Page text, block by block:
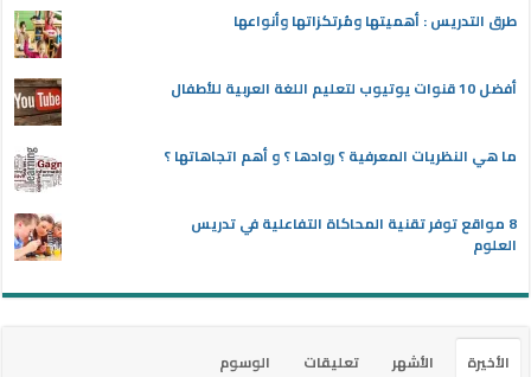
طرق التدريس : أهميتها ومُرتكزاتها وأنواعها
أفضل 10 قنوات يوتيوب لتعليم اللغة العربية للأطفال
ما هي النظريات المعرفية ؟ روادها ؟ و أهم اتجاهاتها ؟
8 مواقع توفر تقنية المحاكاة التفاعلية في تدريس
العلوم
الأخيرة الأشهر تعليقات
الوسوم